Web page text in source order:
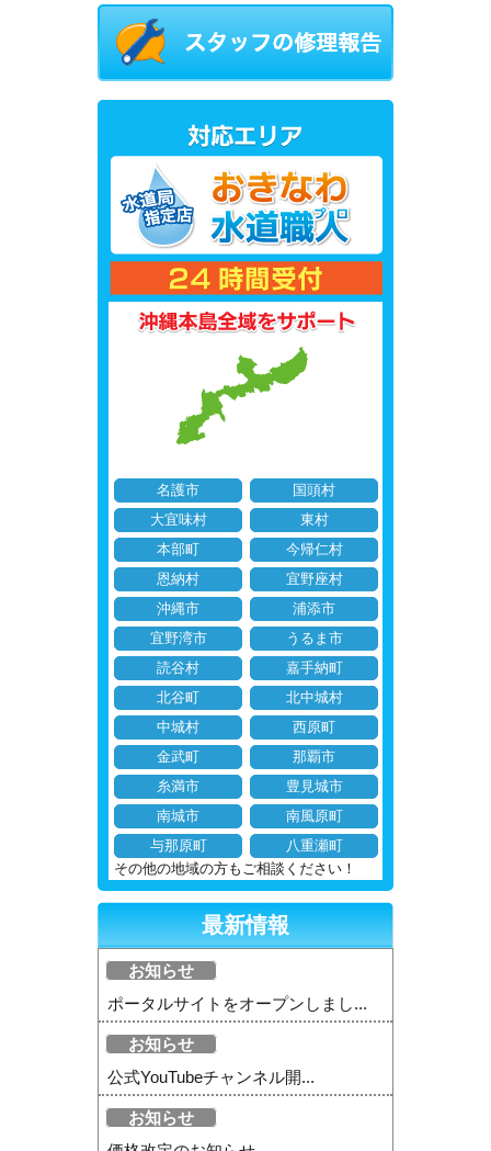
名護市
国頭村
大宜味村
東村
本部町
今帰仁村
恩納村
宜野座村
沖縄市
浦添市
宜野湾市
うるま市
読谷村
嘉手納町
北谷町
北中城村
中城村
西原町
金武町
那覇市
糸満市
豊見城市
南城市
南風原町
与那原町
八重瀬町
その他の地域の方もご相談ください！
最新情報
お知らせ
ポータルサイトをオープンしまし...
お知らせ
公式YouTubeチャンネル開...
お知らせ